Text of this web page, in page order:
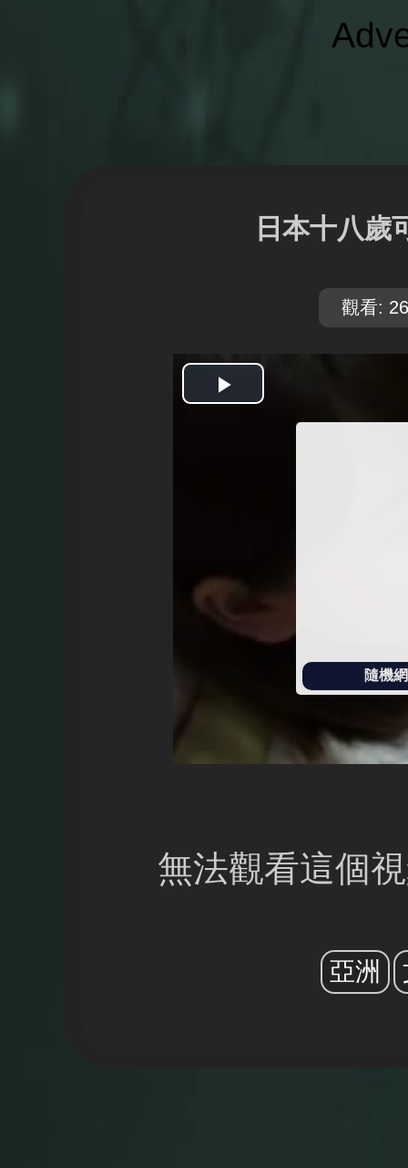
日本十八歲
觀看:
隨機
開
無法觀看這個
亞洲